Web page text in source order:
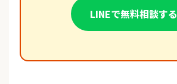
LINEで無料相談する